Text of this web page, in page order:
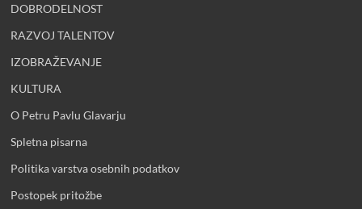
DOBRODELNOST
RAZVOJ TALENTOV
IZOBRAŽEVANJE
KULTURA
O Petru Pavlu Glavarju
Spletna pisarna
Politika varstva osebnih podatkov
Postopek pritožbe